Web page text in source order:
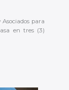
para
en tres (3)